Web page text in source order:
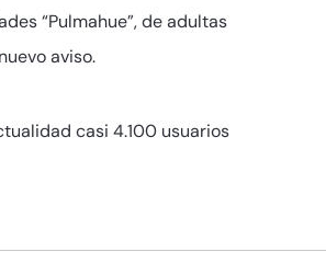
“Pulmahue”, de adultas
aviso.
casi 4.100 usuarios